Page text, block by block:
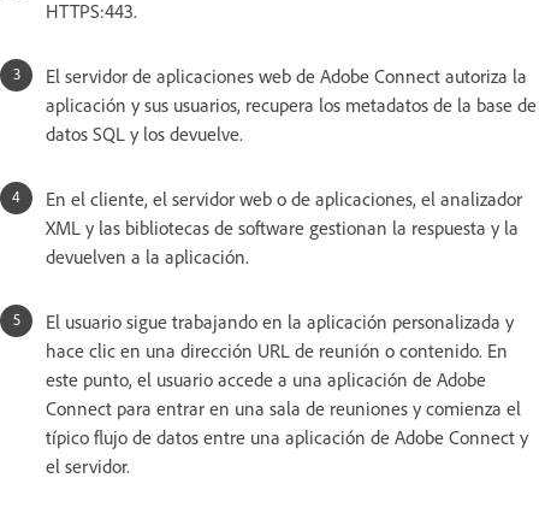
HTTPS:443.
El servidor de aplicaciones web de Adobe Connect autoriza la
aplicación y sus usuarios, recupera los metadatos de la base de
datos SQL y los devuelve.
En el cliente, el servidor web o de aplicaciones, el analizador
XML y las bibliotecas de software gestionan la respuesta y la
devuelven a la aplicación.
El usuario sigue trabajando en la aplicación personalizada y
hace clic en una dirección URL de reunión o contenido. En
este punto, el usuario accede a una aplicación de Adobe
Connect para entrar en una sala de reuniones y comienza el
típico flujo de datos entre una aplicación de Adobe Connect y
el servidor.